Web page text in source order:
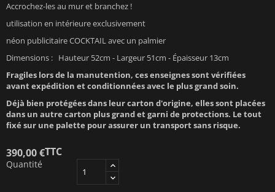
Accrochez-les au mur et branchez !
utilisation en intérieure exclusivement
néon publicitaire COCKTAIL avec un palmier
Dimensions : Hauteur 52cm - Largeur 51cm - Épaisseur 13cm
Fragiles lors de la manutention, ces enseignes sont vérifiées
avant expédition et conditionnées avec le plus grand soin.
Déjà bien protégées dans leur carton d'origine, elles sont placées
dans un autre carton plus grand et garni de protections. Le tout
fixé sur une palette pour assurer un transport sans risque.
390,00 €TTC
Quantité